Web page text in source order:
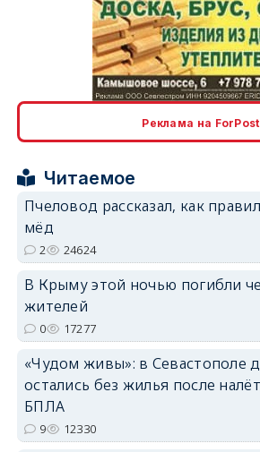
Реклама на ForPost
Читаемое
Пчеловод рассказал, как
мёд
2 24624
В Крыму этой ночью погибли
жителей
0 17277
«Чудом живы»: в Севастополе
остались без жилья после
БПЛА
9 12330